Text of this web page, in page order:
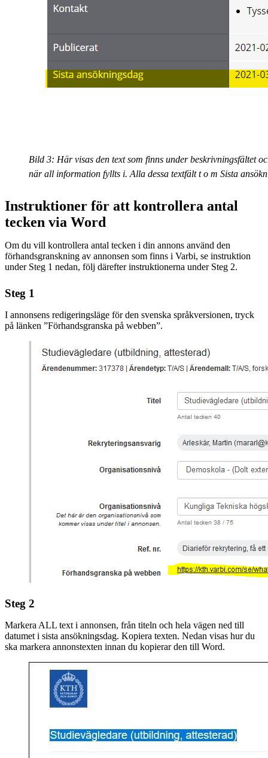
Bild 3: Här visas den text som finns under beskrivningsfältet
när all information fyllts i. Alla dessa textfält t o m Sista
Instruktioner för att kontrollera antal
tecken via Word
Om du vill kontrollera antal tecken i din annons använd den
förhandsgranskning av annonsen som finns i Varbi, se instruktion
under Steg 1 nedan, följ därefter instruktionerna under Steg 2.
Steg 1
I annonsens redigeringsläge för den svenska språkversionen, tryck
på länken ”Förhandsgranska på webben”.
Steg 2
Markera ALL text i annonsen, från titeln och hela vägen ned till
datumet i sista ansökningsdag. Kopiera texten. Nedan visas hur du
ska markera annonstexten innan du kopierar den till Word.